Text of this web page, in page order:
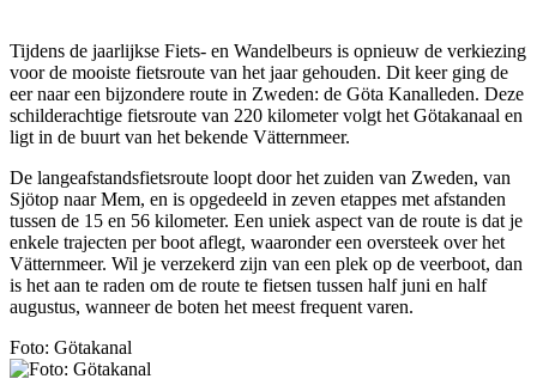
Tijdens de jaarlijkse Fiets- en Wandelbeurs is opnieuw de verkiezing
voor de mooiste fietsroute van het jaar gehouden. Dit keer ging de
eer naar een bijzondere route in Zweden: de Göta Kanalleden. Deze
schilderachtige fietsroute van 220 kilometer volgt het Götakanaal en
ligt in de buurt van het bekende Vätternmeer.
De langeafstandsfietsroute loopt door het zuiden van Zweden, van
Sjötop naar Mem, en is opgedeeld in zeven etappes met afstanden
tussen de 15 en 56 kilometer. Een uniek aspect van de route is dat je
enkele trajecten per boot aflegt, waaronder een oversteek over het
Vätternmeer. Wil je verzekerd zijn van een plek op de veerboot, dan
is het aan te raden om de route te fietsen tussen half juni en half
augustus, wanneer de boten het meest frequent varen.
Foto: Götakanal